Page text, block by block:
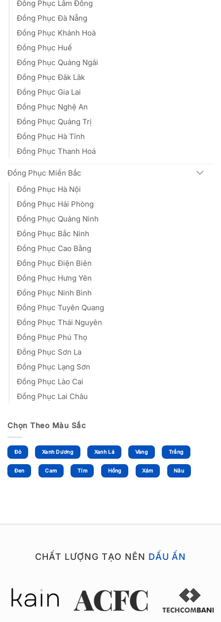
Đồng Phục Lâm Đồng
Đồng Phục Đà Nẵng
Đồng Phục Khánh Hoà
Đồng Phục Huế
Đồng Phục Quảng Ngãi
Đồng Phục Đăk Lăk
Đồng Phục Gia Lai
Đồng Phục Nghệ An
Đồng Phục Quảng Trị
Đồng Phục Hà Tĩnh
Đồng Phục Thanh Hoá
Đồng Phục Miền Bắc
Đồng Phục Hà Nội
Đồng Phục Hải Phòng
Đồng Phục Quảng Ninh
Đồng Phục Bắc Ninh
Đồng Phục Cao Bằng
Đồng Phục Điện Biên
Đồng Phục Hưng Yên
Đồng Phục Ninh Bình
Đồng Phục Tuyên Quang
Đồng Phục Thái Nguyên
Đồng Phục Phú Thọ
Đồng Phục Sơn La
Đồng Phục Lạng Sơn
Đồng Phục Lào Cai
Đồng Phục Lai Châu
Chọn Theo Màu Sắc
Đỏ Xanh Dương Xanh Lá Vàng Trắng
Đen Cam Tím Hồng Xám Nâu
CHẤT LƯỢNG TẠO NÊN DẤU ẤN